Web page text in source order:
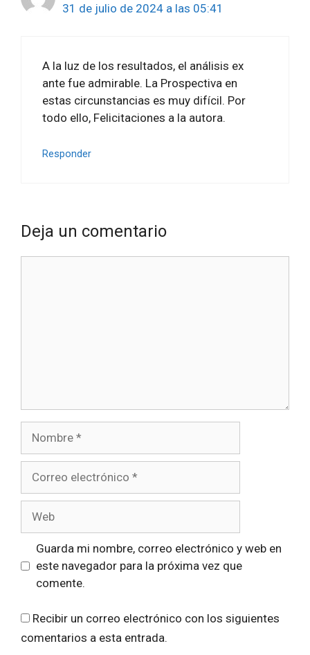
31 de julio de 2024 a las 05:41
A la luz de los resultados, el análisis ex
ante fue admirable. La Prospectiva en
estas circunstancias es muy difícil. Por
todo ello, Felicitaciones a la autora.
Responder
Deja un comentario
Guarda mi nombre, correo electrónico y web en
este navegador para la próxima vez que
comente.
Recibir un correo electrónico con los siguientes
comentarios a esta entrada.